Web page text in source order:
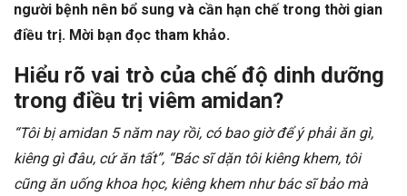
người bệnh nên bổ sung và cần hạn chế trong thời gian
điều trị. Mời bạn đọc tham khảo.
Hiểu rõ vai trò của chế độ dinh dưỡng
trong điều trị viêm amidan?
“Tôi bị amidan 5 năm nay rồi, có bao giờ để ý phải ăn gì,
kiêng gì đâu, cứ ăn tất”, “Bác sĩ dặn tôi kiêng khem, tôi
cũng ăn uống khoa học, kiêng khem như bác sĩ bảo mà